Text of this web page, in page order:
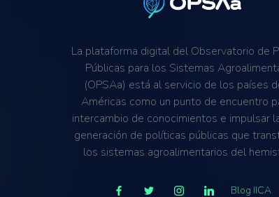
La plataforma digital del Observatorio de
Públicas para los Sistemas
(OPSAa) está al servicio de los países
Américas como un punto de encuentro
intercambio de conocimientos e impulsar
generación de políticas públicas que
los sistemas agroalimentarios del
Blog IICA